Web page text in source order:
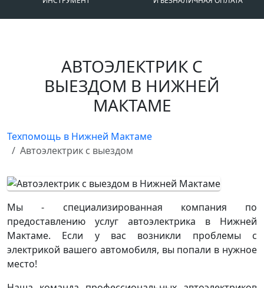
АВТОЭЛЕКТРИК С
ВЫЕЗДОМ В НИЖНЕЙ
МАКТАМЕ
Техпомощь в Нижней Мактаме
Автоэлектрик с выездом
Мы - специализированная компания по
предоставлению услуг автоэлектрика в Нижней
Мактаме. Если у вас возникли проблемы с
электрикой вашего автомобиля, вы попали в нужное
место!